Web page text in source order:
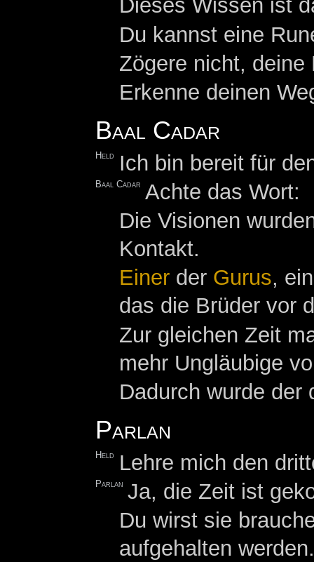
Dieses Wissen ist
Du kannst eine
Zögere nicht,
Erkenne deinen
Baal Cadar
Held Ich bin bereit für
Baal Cadar Achte das Wort:
Die Visionen
Kontakt.
Einer der Gurus,
das die Brüder vor
Zur gleichen Zeit
mehr Ungläubige
Dadurch wurde der
Parlan
Held Lehre mich den
Parlan Ja, die Zeit ist
Du wirst sie
aufgehalten